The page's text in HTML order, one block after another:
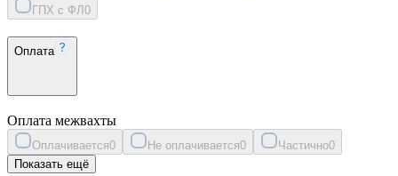
ГПХ с ФЛ 0
Оплата
Оплата межвахты
Оплачивается0 Не оплачивается0 Частично0
Показать ещё